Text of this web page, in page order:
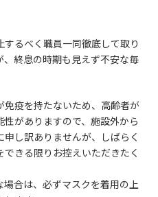
るべく職員一同徹底して取り
終息の時期も見えず不安な毎
免疫を持たないため、高齢者が
がありますので、施設外から
し訳ありませんが、しばらく
きる限りお控えいただきたく
合は、必ずマスクを着用の上